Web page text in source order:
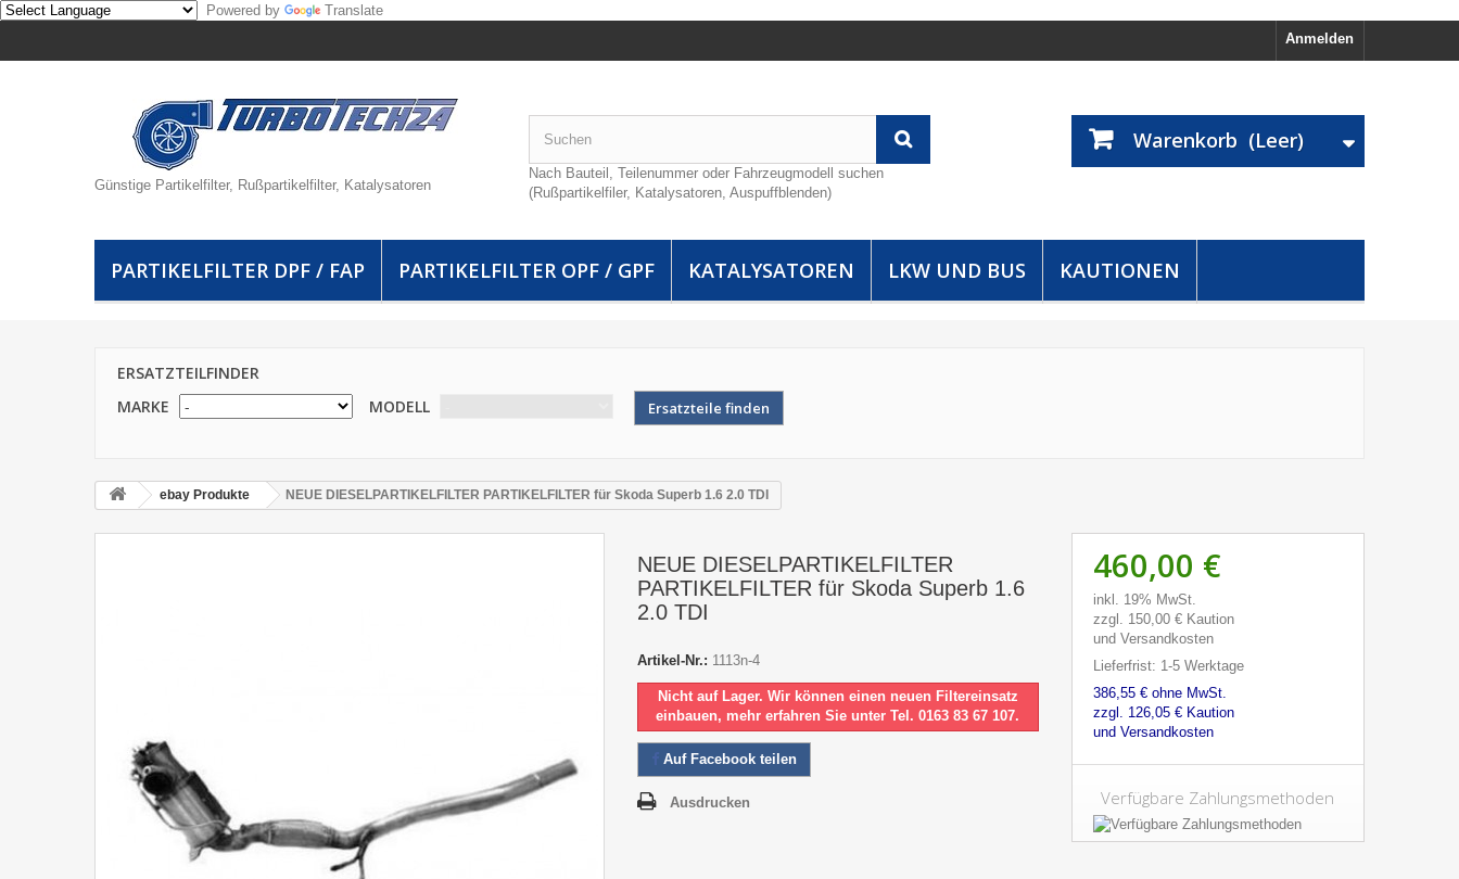
Powered by
Translate
Anmelden
Günstige Partikelfilter, Rußpartikelfilter, Katalysatoren
Nach Bauteil, Teilenummer oder Fahrzeugmodell suchen
(Rußpartikelfiler, Katalysatoren, Auspuffblenden)
Warenkorb (Leer)
PARTIKELFILTER DPF / FAP PARTIKELFILTER OPF / GPF KATALYSATOREN LKW UND BUS KAUTIONEN
ERSATZTEILFINDER
MARKE
MODELL
ebay Produkte NEUE DIESELPARTIKELFILTER PARTIKELFILTER für Skoda Superb 1.6 2.0 TDI
NEUE DIESELPARTIKELFILTER
PARTIKELFILTER für Skoda Superb 1.6
2.0 TDI
Artikel-Nr.: 1113n-4
Nicht auf Lager. Wir können einen neuen Filtereinsatz
einbauen, mehr erfahren Sie unter Tel. 0163 83 67 107.
Auf Facebook teilen
Ausdrucken
460,00 €
inkl. 19% MwSt.
zzgl. 150,00 € Kaution
und Versandkosten
Lieferfrist: 1-5 Werktage
386,55 € ohne MwSt.
zzgl. 126,05 € Kaution
und Versandkosten
Verfügbare Zahlungsmethoden